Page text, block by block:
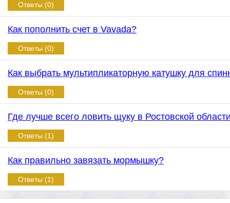
Ответы (0)
Как пополнить счет в Vavada?
Ответы (0)
Как выбрать мультипликаторную катушку для
Ответы (0)
Где лучше всего ловить щуку в Ростовской
Ответы (1)
Как правильно завязать мормышку?
Ответы (1)